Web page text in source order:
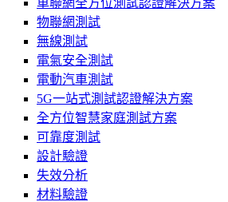
物聯網測試
無線測試
電氣安全測試
電動汽車測試
5G一站式測試認證解決方案
全方位智慧家庭測試方案
可靠度測試
設計驗證
失效分析
材料驗證